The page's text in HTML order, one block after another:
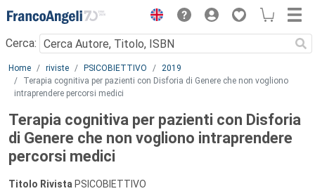
Menu
Cerca:
Main content
Home riviste PSICOBIETTIVO
2019
Terapia cognitiva per pazienti con Disforia di Genere che non vogliono
intraprendere percorsi medici
Terapia cognitiva per pazienti con Disforia
di Genere che non vogliono intraprendere
percorsi medici
Titolo Rivista PSICOBIETTIVO